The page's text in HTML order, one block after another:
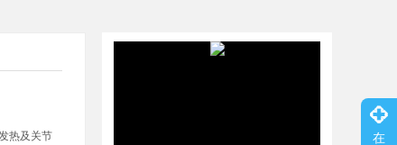
热及关节
在